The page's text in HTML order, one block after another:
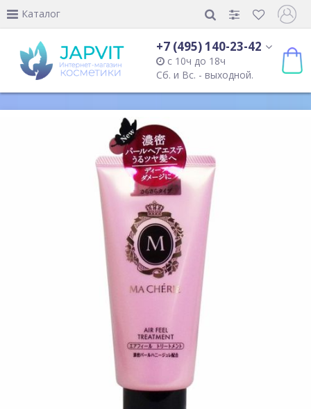
Каталог
+7 (495) 140-23-42
с 10ч до 18ч
Сб. и Вс. - выходной.